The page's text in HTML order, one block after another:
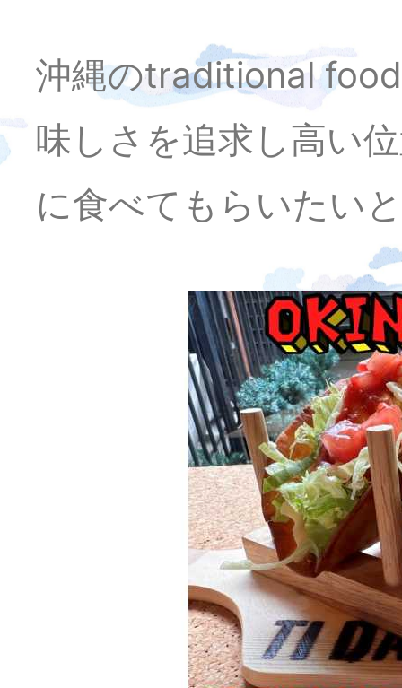
沖縄のtraditional
味しさを追求し高い
に食べてもらいたい